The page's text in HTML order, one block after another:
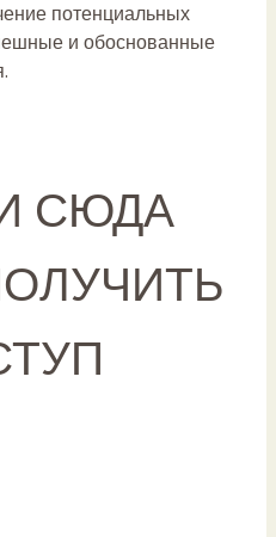
потенциальных
и обоснованные
СЮДА